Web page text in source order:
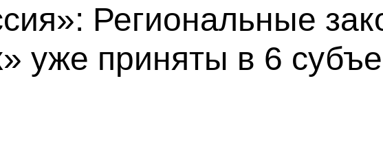
Региональные
уже приняты в 6